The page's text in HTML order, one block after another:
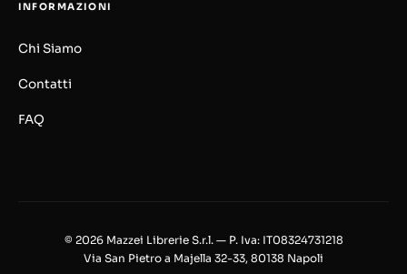
INFORMAZIONI
Chi Siamo
Contatti
FAQ
© 2026 Mazzei Librerie S.r.l. — P. Iva: IT08324731218
Via San Pietro a Majella 32-33, 80138 Napoli